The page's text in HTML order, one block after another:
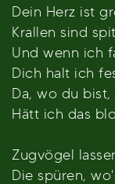
Dein Herz ist
Krallen sind
Und wenn ich
Dich halt ich
Da, wo du
Hätt ich das
Zugvögel
Die spüren,